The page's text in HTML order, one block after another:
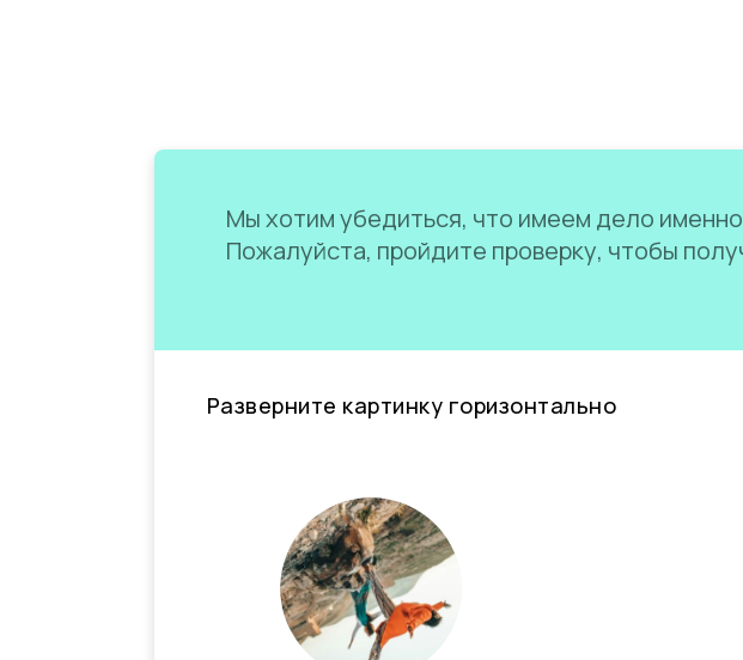
Мы хотим убедиться, что имеем дело
Пожалуйста, пройдите проверку, чтобы
Разверните картинку горизонтально